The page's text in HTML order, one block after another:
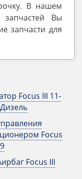
В нашем
запчастей Вы
запчасти для
Focus III 11-
Focus
Focus III